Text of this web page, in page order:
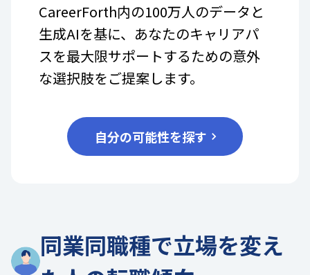
CareerForth内の100万人のデータと
生成AIを基に、あなたのキャリアパ
スを最大限サポートするための意外
な選択肢をご提案します。
自分の可能性を探す
同業同職種で立場を変え